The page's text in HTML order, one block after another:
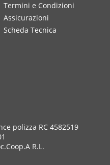
Termini e Condizioni
Assicurazioni
Scheda Tecnica
polizza RC 4582519
R.L.